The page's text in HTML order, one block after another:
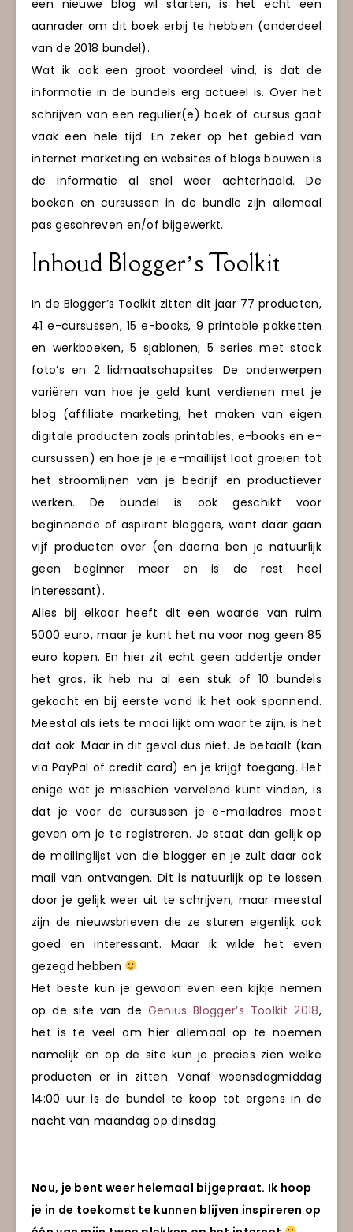
een nieuwe blog wil starten, is het echt een
aanrader om dit boek erbij te hebben (onderdeel
van de 2018 bundel).
Wat ik ook een groot voordeel vind, is dat de
informatie in de bundels erg actueel is. Over het
schrijven van een regulier(e) boek of cursus gaat
vaak een hele tijd. En zeker op het gebied van
internet marketing en websites of blogs bouwen is
de informatie al snel weer achterhaald. De
boeken en cursussen in de bundle zijn allemaal
pas geschreven en/of bijgewerkt.
Inhoud Blogger’s Toolkit
In de Blogger’s Toolkit zitten dit jaar 77 producten,
41 e-cursussen, 15 e-books, 9 printable pakketten
en werkboeken, 5 sjablonen, 5 series met stock
foto’s en 2 lidmaatschapsites. De onderwerpen
variëren van hoe je geld kunt verdienen met je
blog (affiliate marketing, het maken van eigen
digitale producten zoals printables, e-books en e-
cursussen) en hoe je je e-maillijst laat groeien tot
het stroomlijnen van je bedrijf en productiever
werken. De bundel is ook geschikt voor
beginnende of aspirant bloggers, want daar gaan
vijf producten over (en daarna ben je natuurlijk
geen beginner meer en is de rest heel
interessant).
Alles bij elkaar heeft dit een waarde van ruim
5000 euro, maar je kunt het nu voor nog geen 85
euro kopen. En hier zit echt geen addertje onder
het gras, ik heb nu al een stuk of 10 bundels
gekocht en bij eerste vond ik het ook spannend.
Meestal als iets te mooi lijkt om waar te zijn, is het
dat ook. Maar in dit geval dus niet. Je betaalt (kan
via PayPal of credit card) en je krijgt toegang. Het
enige wat je misschien vervelend kunt vinden, is
dat je voor de cursussen je e-mailadres moet
geven om je te registreren. Je staat dan gelijk op
de mailinglijst van die blogger en je zult daar ook
mail van ontvangen. Dit is natuurlijk op te lossen
door je gelijk weer uit te schrijven, maar meestal
zijn de nieuwsbrieven die ze sturen eigenlijk ook
goed en interessant. Maar ik wilde het even
gezegd hebben
Het beste kun je gewoon even een kijkje nemen
op de site van de Genius Blogger’s Toolkit 2018,
het is te veel om hier allemaal op te noemen
namelijk en op de site kun je precies zien welke
producten er in zitten. Vanaf woensdagmiddag
14:00 uur is de bundel te koop tot ergens in de
nacht van maandag op dinsdag.
Nou, je bent weer helemaal bijgepraat. Ik hoop
je in de toekomst te kunnen blijven inspireren op